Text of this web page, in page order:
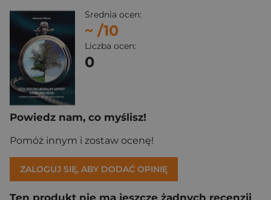
Średnia ocen:
~ /10
Liczba ocen:
0
Powiedz nam, co myślisz!
Pomóż innym i zostaw ocenę!
ZALOGUJ SIĘ, ABY DODAĆ OPINIĘ
Ten produkt nie ma jeszcze żadnych recenzji